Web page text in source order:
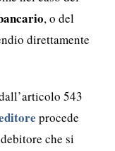
, o del
direttamente
543
procede
che si